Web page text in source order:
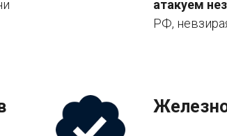
атакуем
РФ,